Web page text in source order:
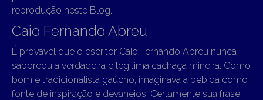
reprodução neste Blog.
Caio Fernando Abreu
É provável que o escritor Caio Fernando Abreu nunca
saboreou a verdadeira e legítima cachaça mineira. Como
bom e tradicionalista gaúcho, imaginava a bebida como
fonte de inspiração e devaneios. Certamente sua frase